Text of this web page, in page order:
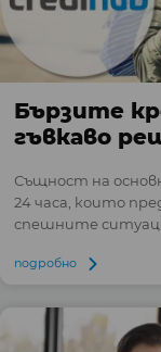
Бързите
гъвкаво
Същност на
24 часа, които
спешните
подробно